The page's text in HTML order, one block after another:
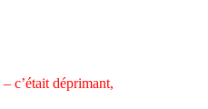
c’était déprimant,